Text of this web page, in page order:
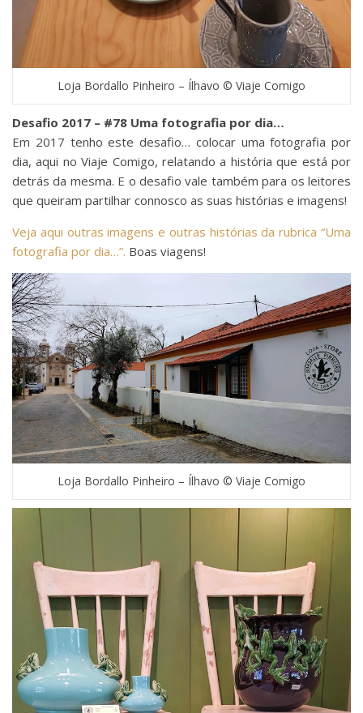
Loja Bordallo Pinheiro – Ílhavo © Viaje Comigo
Desafio 2017 – #78 Uma fotografia por dia…
Em 2017 tenho este desafio… colocar uma fotografia por
dia, aqui no Viaje Comigo, relatando a história que está por
detrás da mesma. E o desafio vale também para os leitores
que queiram partilhar connosco as suas histórias e imagens!
Veja aqui outras imagens e outras histórias da rubrica “Uma
fotografia por dia…”. Boas viagens!
Loja Bordallo Pinheiro – Ílhavo © Viaje Comigo